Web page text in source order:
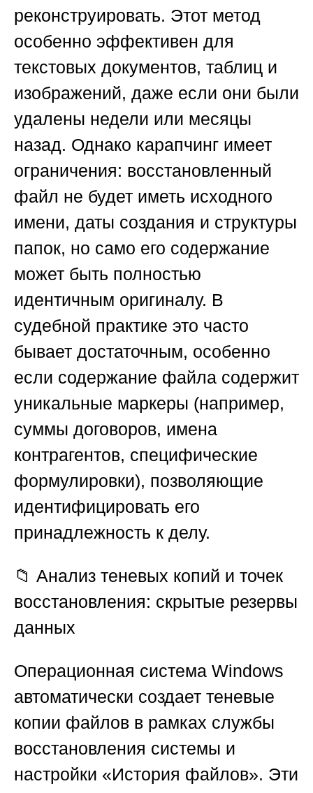
реконструировать. Этот метод
особенно эффективен для
текстовых документов, таблиц и
изображений, даже если они были
удалены недели или месяцы
назад. Однако карапчинг имеет
ограничения: восстановленный
файл не будет иметь исходного
имени, даты создания и структуры
папок, но само его содержание
может быть полностью
идентичным оригиналу. В
судебной практике это часто
бывает достаточным, особенно
если содержание файла содержит
уникальные маркеры (например,
суммы договоров, имена
контрагентов, специфические
формулировки), позволяющие
идентифицировать его
принадлежность к делу.
📁 Анализ теневых копий и точек
восстановления: скрытые резервы
данных
Операционная система Windows
автоматически создает теневые
копии файлов в рамках службы
восстановления системы и
настройки «История файлов». Эти